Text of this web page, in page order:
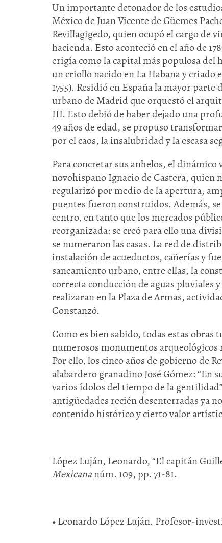
Un importante detonador de los
México de Juan Vicente de Güemes
Revillagigedo, quien ocupó el cargo de
hacienda. Esto aconteció en el año de
erigía como la capital más populosa del
un criollo nacido en La Habana y criado
1755). Residió en España la mayor
urbano de Madrid que orquestó el
III. Esto debió de haber dejado una
49 años de edad, se propuso
por el caos, la insalubridad y la escasa
Para concretar sus anhelos, el
novohispano Ignacio de Castera, quien
regularizó por medio de la apertura,
puentes fueron construidos. Además,
centro, en tanto que los mercados
reorganizada: se creó para ello una
se numeraron las casas. La red de
instalación de acueductos, cañerías y
saneamiento urbano, entre ellas, la
correcta conducción de aguas pluviales
realizaran en la Plaza de Armas,
Constanzó.
Como es bien sabido, todas estas
numerosos monumentos arqueológicos
Por ello, los cinco años de gobierno de
alabardero granadino José Gómez: “En
varios ídolos del tiempo de la
antigüedades recién desenterradas ya
contenido histórico y cierto valor
López Luján, Leonardo, “El capitán
Mexicananúm. 109, pp. 71-81.
•Leonardo López Luján. Profesor-